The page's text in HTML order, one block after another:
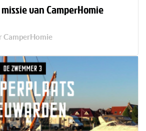
van CamperHomie
CamperHomie